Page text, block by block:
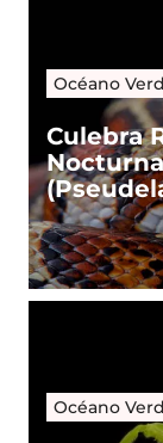
Océano
Culebra
Océano